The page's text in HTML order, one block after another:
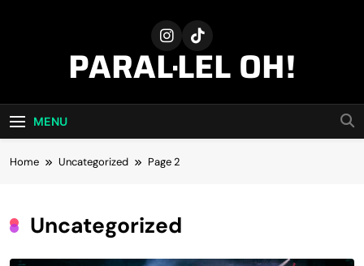
PARAL·LEL OH!
MENU
Home Uncategorized Page 2
Uncategorized